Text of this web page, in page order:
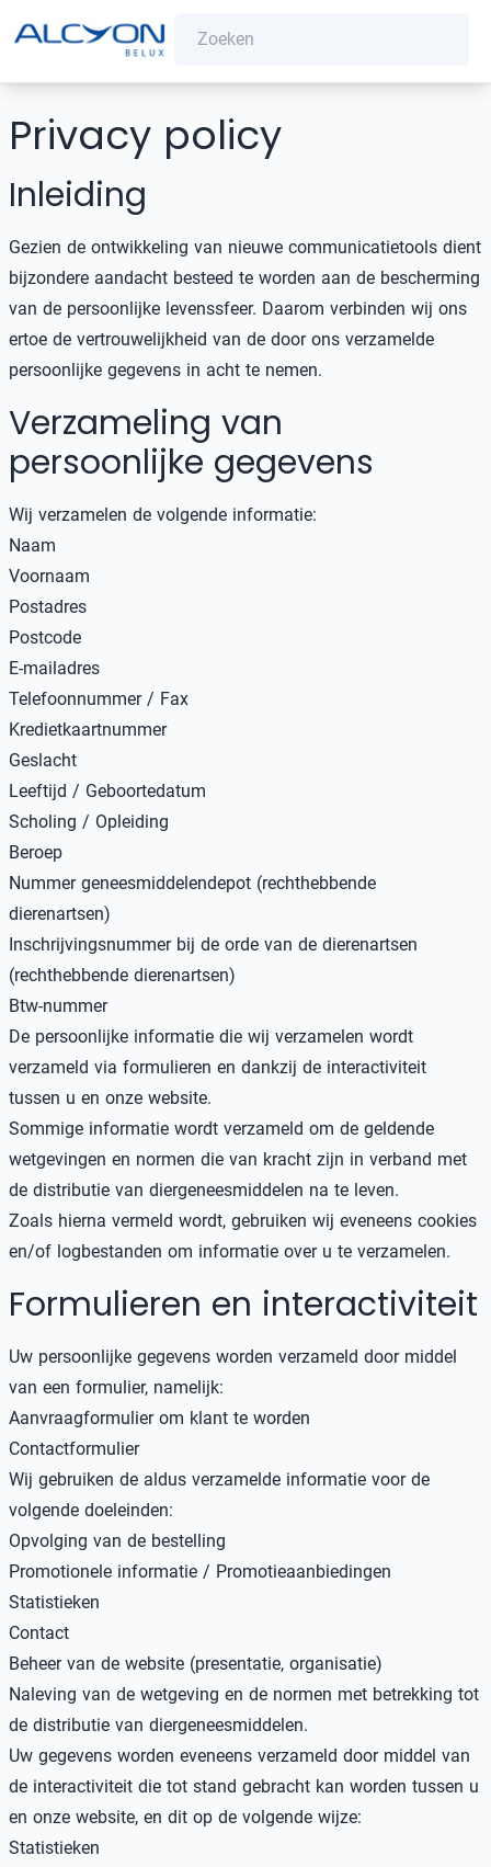
Privacy policy
Inleiding
Gezien de ontwikkeling van nieuwe communicatietools dient
bijzondere aandacht besteed te worden aan de bescherming
van de persoonlijke levenssfeer. Daarom verbinden wij ons
ertoe de vertrouwelijkheid van de door ons verzamelde
persoonlijke gegevens in acht te nemen.
Verzameling van
persoonlijke gegevens
Wij verzamelen de volgende informatie:
Naam
Voornaam
Postadres
Postcode
E-mailadres
Telefoonnummer / Fax
Kredietkaartnummer
Geslacht
Leeftijd / Geboortedatum
Scholing / Opleiding
Beroep
Nummer geneesmiddelendepot (rechthebbende
dierenartsen)
Inschrijvingsnummer bij de orde van de dierenartsen
(rechthebbende dierenartsen)
Btw-nummer
De persoonlijke informatie die wij verzamelen wordt
verzameld via formulieren en dankzij de interactiviteit
tussen u en onze website.
Sommige informatie wordt verzameld om de geldende
wetgevingen en normen die van kracht zijn in verband met
de distributie van diergeneesmiddelen na te leven.
Zoals hierna vermeld wordt, gebruiken wij eveneens cookies
en/of logbestanden om informatie over u te verzamelen.
Formulieren en interactiviteit
Uw persoonlijke gegevens worden verzameld door middel
van een formulier, namelijk:
Aanvraagformulier om klant te worden
Contactformulier
Wij gebruiken de aldus verzamelde informatie voor de
volgende doeleinden:
Opvolging van de bestelling
Promotionele informatie / Promotieaanbiedingen
Statistieken
Contact
Beheer van de website (presentatie, organisatie)
Naleving van de wetgeving en de normen met betrekking tot
de distributie van diergeneesmiddelen.
Uw gegevens worden eveneens verzameld door middel van
de interactiviteit die tot stand gebracht kan worden tussen u
en onze website, en dit op de volgende wijze:
Statistieken